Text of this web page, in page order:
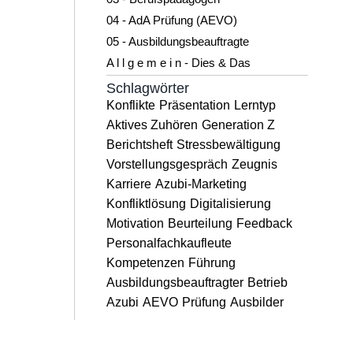
04 - AdA Prüfung (AEVO)
05 - Ausbildungsbeauftragte
A l l g e m e i n - Dies & Das
Schlagwörter
Konflikte Präsentation Lerntyp
Aktives Zuhören Generation Z
Berichtsheft Stressbewältigung
Vorstellungsgespräch Zeugnis
Karriere Azubi-Marketing
Konfliktlösung Digitalisierung
Motivation Beurteilung Feedback
Personalfachkaufleute
Kompetenzen Führung
Ausbildungsbeauftragter Betrieb
Azubi AEVO Prüfung Ausbilder